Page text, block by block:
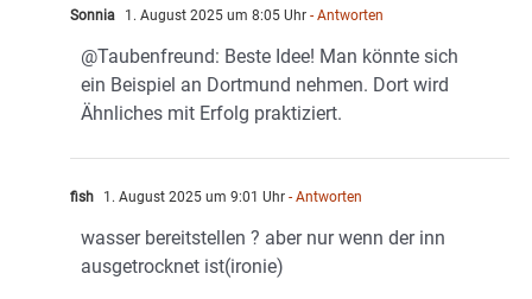
Sonnia 1. August 2025 um 8:05 Uhr - Antworten
@Taubenfreund: Beste Idee! Man könnte sich
ein Beispiel an Dortmund nehmen. Dort wird
Ähnliches mit Erfolg praktiziert.
fish 1. August 2025 um 9:01 Uhr - Antworten
wasser bereitstellen ? aber nur wenn der inn
ausgetrocknet ist(ironie)